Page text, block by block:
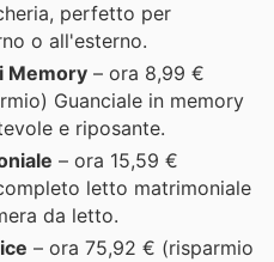
perfetto per
o all'esterno.
Memory – ora 8,99 €
Guanciale in memory
e riposante.
– ora 15,59 €
letto matrimoniale
da letto.
– ora 75,92 € (risparmio